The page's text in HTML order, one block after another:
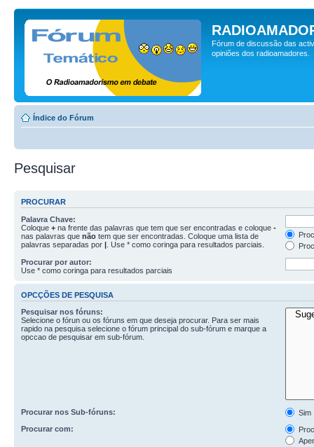
Fórum de discussão das
opiniões dos radioamadores.
Índice do Fórum
Pesquisar
PROCURAR
Palavra Chave:
Coloque + na frente das palavras que tem que ser encontradas e coloque -
nas palavras que não tem que ser encontradas. Coloque uma lista de
palavras separadas por | . Use * como coringa para resultados parciais.
Procurar por autor:
Use * como coringa para resultados parciais
OPCÇÕES DE PESQUISA
Pesquisar nos fóruns:
Selecione o fórun ou os fóruns em que deseja procurar. Para ser mais
rapido na pesquisa selecione o fórum principal do sub-fórum e marque a
opccao de pesquisar em sub-fórum.
Procurar nos Sub-fóruns:
Sim
Procurar com: